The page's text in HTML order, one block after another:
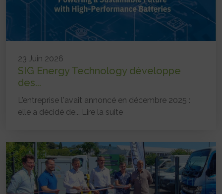
23 Juin 2026
SIG Energy Technology développe
des...
L'entreprise l'avait annoncé en décembre 2025 :
elle a décidé de... Lire la suite